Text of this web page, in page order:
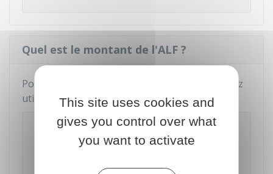
Quel est le montant de l'ALF ?
Pour connaître le montant de l'ALF, vous pouvez
utiliser le simulateur de la Caf :
Calculer son droit à une aide
personnelle au logement (APL, ALF, ALS) -
This site uses cookies and
gives you control over what
you want to activate